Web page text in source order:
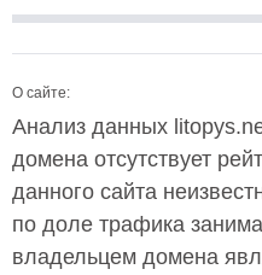
О сайте:
Анализ данных
домена отсутствует
данного сайта
по доле трафика
владельцем домена